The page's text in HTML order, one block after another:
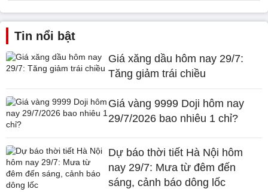
Tin nổi bật
Giá xăng dầu hôm nay 29/7:
Tăng giảm trái chiều
Giá vàng 9999 Doji hôm nay
29/7/2026 bao nhiêu 1 chỉ?
Dự báo thời tiết Hà Nội hôm
nay 29/7: Mưa từ đêm đến
sáng, cảnh báo dông lốc